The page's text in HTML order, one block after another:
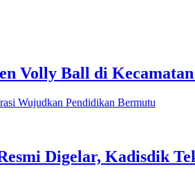
Volly Ball di Kecamatan
Digelar, Kadisdik